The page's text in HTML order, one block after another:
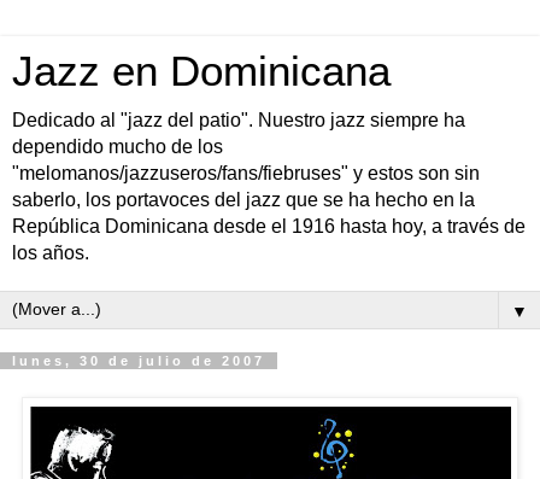
Jazz en Dominicana
Dedicado al "jazz del patio". Nuestro jazz siempre ha
dependido mucho de los
"melomanos/jazzuseros/fans/fiebruses" y estos son sin
saberlo, los portavoces del jazz que se ha hecho en la
República Dominicana desde el 1916 hasta hoy, a través de
los años.
▼
lunes, 30 de julio de 2007